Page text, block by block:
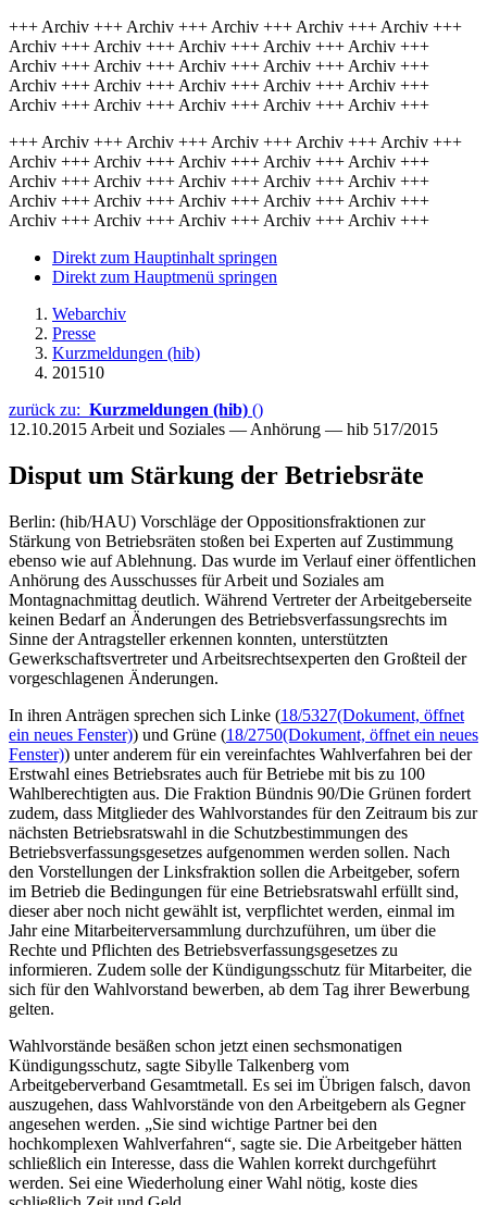
+++ Archiv +++ Archiv +++ Archiv +++ Archiv +++ Archiv +++
Archiv +++ Archiv +++ Archiv +++ Archiv +++ Archiv +++
Archiv +++ Archiv +++ Archiv +++ Archiv +++ Archiv +++
Archiv +++ Archiv +++ Archiv +++ Archiv +++ Archiv +++
Archiv +++ Archiv +++ Archiv +++ Archiv +++ Archiv +++
+++ Archiv +++ Archiv +++ Archiv +++ Archiv +++ Archiv +++
Archiv +++ Archiv +++ Archiv +++ Archiv +++ Archiv +++
Archiv +++ Archiv +++ Archiv +++ Archiv +++ Archiv +++
Archiv +++ Archiv +++ Archiv +++ Archiv +++ Archiv +++
Archiv +++ Archiv +++ Archiv +++ Archiv +++ Archiv +++
Direkt zum Hauptinhalt springen
Direkt zum Hauptmenü springen
Webarchiv
Presse
Kurzmeldungen (hib)
201510
zurück zu: Kurzmeldungen (hib) ()
12.10.2015 Arbeit und Soziales — Anhörung — hib 517/2015
Disput um Stärkung der Betriebsräte
Berlin: (hib/HAU) Vorschläge der Oppositionsfraktionen zur
Stärkung von Betriebsräten stoßen bei Experten auf Zustimmung
ebenso wie auf Ablehnung. Das wurde im Verlauf einer öffentlichen
Anhörung des Ausschusses für Arbeit und Soziales am
Montagnachmittag deutlich. Während Vertreter der Arbeitgeberseite
keinen Bedarf an Änderungen des Betriebsverfassungsrechts im
Sinne der Antragsteller erkennen konnten, unterstützten
Gewerkschaftsvertreter und Arbeitsrechtsexperten den Großteil der
vorgeschlagenen Änderungen.
In ihren Anträgen sprechen sich Linke (18/5327(Dokument, öffnet
ein neues Fenster)) und Grüne (18/2750(Dokument, öffnet ein neues
Fenster)) unter anderem für ein vereinfachtes Wahlverfahren bei der
Erstwahl eines Betriebsrates auch für Betriebe mit bis zu 100
Wahlberechtigten aus. Die Fraktion Bündnis 90/Die Grünen fordert
zudem, dass Mitglieder des Wahlvorstandes für den Zeitraum bis zur
nächsten Betriebsratswahl in die Schutzbestimmungen des
Betriebsverfassungsgesetzes aufgenommen werden sollen. Nach
den Vorstellungen der Linksfraktion sollen die Arbeitgeber, sofern
im Betrieb die Bedingungen für eine Betriebsratswahl erfüllt sind,
dieser aber noch nicht gewählt ist, verpflichtet werden, einmal im
Jahr eine Mitarbeiterversammlung durchzuführen, um über die
Rechte und Pflichten des Betriebsverfassungsgesetzes zu
informieren. Zudem solle der Kündigungsschutz für Mitarbeiter, die
sich für den Wahlvorstand bewerben, ab dem Tag ihrer Bewerbung
gelten.
Wahlvorstände besäßen schon jetzt einen sechsmonatigen
Kündigungsschutz, sagte Sibylle Talkenberg vom
Arbeitgeberverband Gesamtmetall. Es sei im Übrigen falsch, davon
auszugehen, dass Wahlvorstände von den Arbeitgebern als Gegner
angesehen werden. „Sie sind wichtige Partner bei den
hochkomplexen Wahlverfahren“, sagte sie. Die Arbeitgeber hätten
schließlich ein Interesse, dass die Wahlen korrekt durchgeführt
werden. Sei eine Wiederholung einer Wahl nötig, koste dies